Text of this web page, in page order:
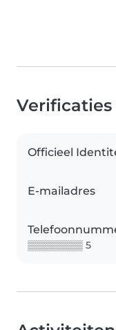
Verificaties
Officieel
E-mailadres
▒▒▒▒▒▒▒▒ 5